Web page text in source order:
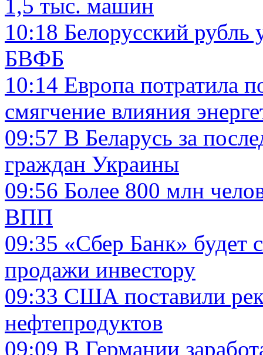
1,5 тыс. машин
10:18 Белорусский рубль
БВФБ
10:14 Европа потратила
смягчение влияния
09:57 В Беларусь за
граждан Украины
09:56 Более 800 млн
ВПП
09:35 «Сбер Банк» будет
продажи инвестору
09:33 США поставили
нефтепродуктов
09:09 В Германии